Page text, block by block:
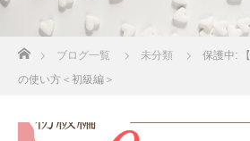
ブログ一覧 未分類
保護中:
の使い方＜初級編＞